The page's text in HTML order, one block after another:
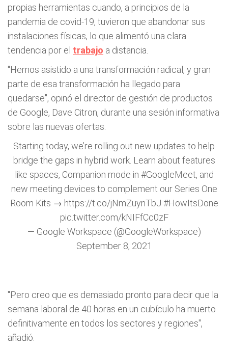
propias herramientas cuando, a principios de la
pandemia de covid-19, tuvieron que abandonar sus
instalaciones físicas, lo que alimentó una clara
tendencia por el trabajo a distancia.
"Hemos asistido a una transformación radical, y gran
parte de esa transformación ha llegado para
quedarse", opinó el director de gestión de productos
de Google, Dave Citron, durante una sesión informativa
sobre las nuevas ofertas.
Starting today, we’re rolling out new updates to help
bridge the gaps in hybrid work. Learn about features
like spaces, Companion mode in #GoogleMeet, and
new meeting devices to complement our Series One
Room Kits → https://t.co/jNmZuynTbJ #HowItsDone
pic.twitter.com/kNIFfCc0zF
— Google Workspace (@GoogleWorkspace)
September 8, 2021
"Pero creo que es demasiado pronto para decir que la
semana laboral de 40 horas en un cubículo ha muerto
definitivamente en todos los sectores y regiones",
añadió.